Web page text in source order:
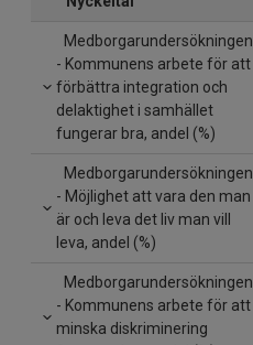
Medborgarundersökningen
- Kommunens arbete för att
förbättra integration och
delaktighet i samhället
fungerar bra, andel (%)
Medborgarundersökningen
- Möjlighet att vara den man
är och leva det liv man vill
leva, andel (%)
Medborgarundersökningen
- Kommunens arbete för att
minska diskriminering